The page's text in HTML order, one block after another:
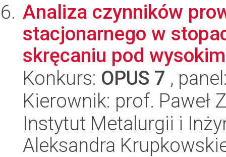
Analiza czynników
stacjonarnego w
skręcaniu pod
Konkurs: OPUS 7 ,
Kierownik: prof. Paweł
Instytut Metalurgii i
Aleksandra